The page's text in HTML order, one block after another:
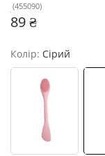
(455090)
89 ₴
Колір: Сірий